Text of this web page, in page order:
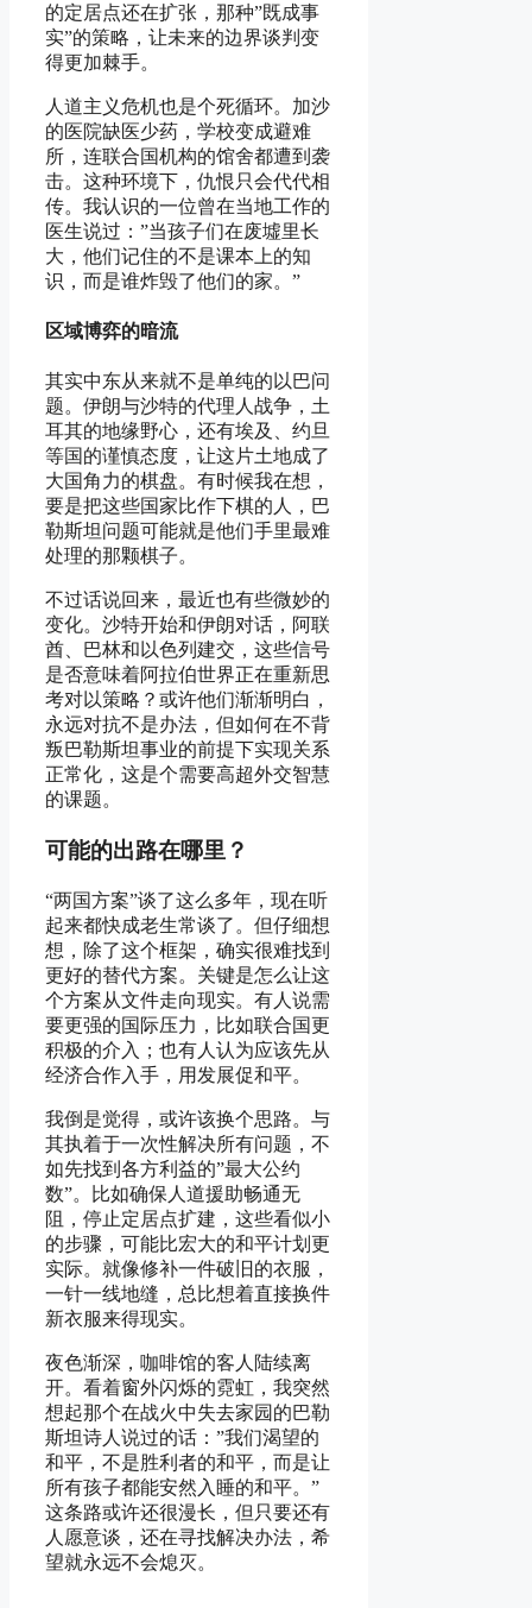
的定居点还在扩张，那种”既成事
实”的策略，让未来的边界谈判变
得更加棘手。
人道主义危机也是个死循环。加沙
的医院缺医少药，学校变成避难
所，连联合国机构的馆舍都遭到袭
击。这种环境下，仇恨只会代代相
传。我认识的一位曾在当地工作的
医生说过：”当孩子们在废墟里长
大，他们记住的不是课本上的知
识，而是谁炸毁了他们的家。”
区域博弈的暗流
其实中东从来就不是单纯的以巴问
题。伊朗与沙特的代理人战争，土
耳其的地缘野心，还有埃及、约旦
等国的谨慎态度，让这片土地成了
大国角力的棋盘。有时候我在想，
要是把这些国家比作下棋的人，巴
勒斯坦问题可能就是他们手里最难
处理的那颗棋子。
不过话说回来，最近也有些微妙的
变化。沙特开始和伊朗对话，阿联
酋、巴林和以色列建交，这些信号
是否意味着阿拉伯世界正在重新思
考对以策略？或许他们渐渐明白，
永远对抗不是办法，但如何在不背
叛巴勒斯坦事业的前提下实现关系
正常化，这是个需要高超外交智慧
的课题。
可能的出路在哪里？
“两国方案”谈了这么多年，现在听
起来都快成老生常谈了。但仔细想
想，除了这个框架，确实很难找到
更好的替代方案。关键是怎么让这
个方案从文件走向现实。有人说需
要更强的国际压力，比如联合国更
积极的介入；也有人认为应该先从
经济合作入手，用发展促和平。
我倒是觉得，或许该换个思路。与
其执着于一次性解决所有问题，不
如先找到各方利益的”最大公约
数”。比如确保人道援助畅通无
阻，停止定居点扩建，这些看似小
的步骤，可能比宏大的和平计划更
实际。就像修补一件破旧的衣服，
一针一线地缝，总比想着直接换件
新衣服来得现实。
夜色渐深，咖啡馆的客人陆续离
开。看着窗外闪烁的霓虹，我突然
想起那个在战火中失去家园的巴勒
斯坦诗人说过的话：”我们渴望的
和平，不是胜利者的和平，而是让
所有孩子都能安然入睡的和平。”
这条路或许还很漫长，但只要还有
人愿意谈，还在寻找解决办法，希
望就永远不会熄灭。